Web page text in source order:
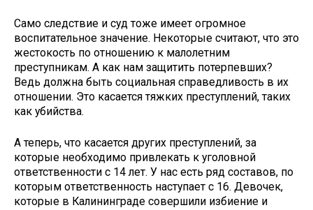
Само следствие и суд тоже имеет огромное
воспитательное значение. Некоторые считают, что это
жестокость по отношению к малолетним
преступникам. А как нам защитить потерпевших?
Ведь должна быть социальная справедливость в их
отношении. Это касается тяжких преступлений, таких
как убийства.
А теперь, что касается других преступлений, за
которые необходимо привлекать к уголовной
ответственности с 14 лет. У нас есть ряд составов, по
которым ответственность наступает с 16. Девочек,
которые в Калининграде совершили избиение и